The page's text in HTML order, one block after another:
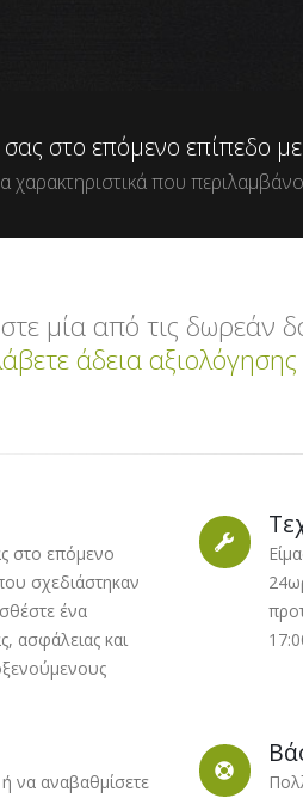
στο επόμενο επίπεδο
χαρακτηριστικά που
μία από τις δωρεάν
άδεια
στο επόμενο
σχεδιάστηκαν
ένα
ασφάλειας και
να αναβαθμίσετε